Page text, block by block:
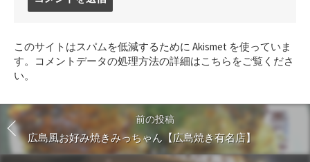
す
る
このサイトはスパムを低減するために Akismet を使っていま
す。
コメントデータの処理方法の詳細はこちらをご覧くださ
い。
前の投稿
広島風お好み焼きみっちゃん【広島焼き有名店】